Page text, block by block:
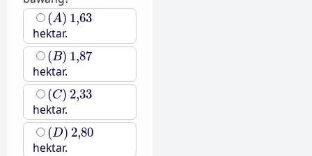
(A)
(A) 1,63
1,63
hektar.
(B)
(B) 1,87
1,87
hektar.
(C)
(C) 2,33
2,33
hektar.
(D)
(D) 2,80
2,80
hektar.